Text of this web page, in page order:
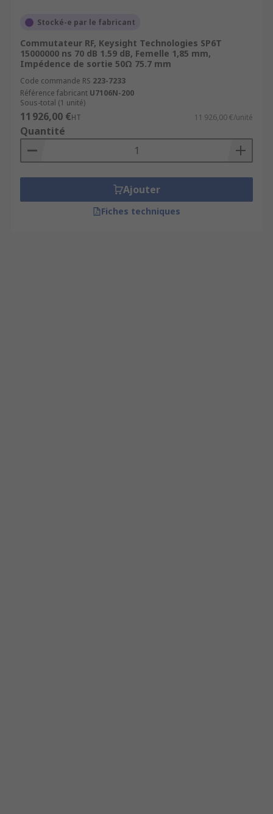
Stocké-e par le fabricant
Commutateur RF, Keysight Technologies SP6T
15000000 ns 70 dB 1.59 dB, Femelle 1,85 mm,
Impédence de sortie 50Ω 75.7 mm
Code commande RS 223-7233
Référence fabricant U7106N-200
Sous-total (1 unité)
11 926,00 €HT 11 926,00 €/unité
Quantité
Ajouter
Fiches techniques